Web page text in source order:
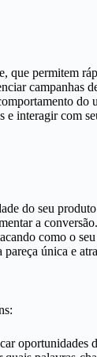
permitem
campanhas
do
interagir com
do seu
a conversão.
como o
única e
oportunidades